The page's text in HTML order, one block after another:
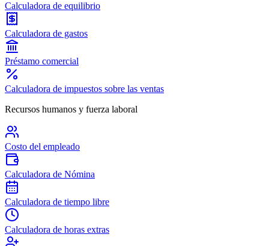
Calculadora de equilibrio
Calculadora de gastos
Préstamo comercial
Calculadora de impuestos sobre las ventas
Recursos humanos y fuerza laboral
Costo del empleado
Calculadora de Nómina
Calculadora de tiempo libre
Calculadora de horas extras